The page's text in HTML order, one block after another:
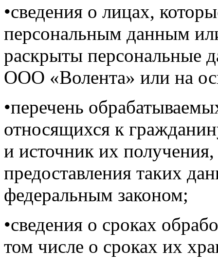
•сведения о лицах,
персональным данным
раскрыты персональные
ООО «Волента» или на
•перечень
относящихся к
и источник их
предоставления таких
федеральным законом;
•сведения о сроках
том числе о сроках их